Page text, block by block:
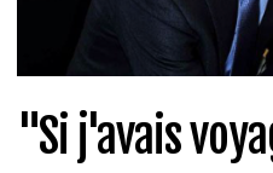
"Si j'avais